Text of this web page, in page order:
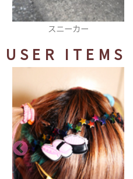
スカート
USER ITEMS